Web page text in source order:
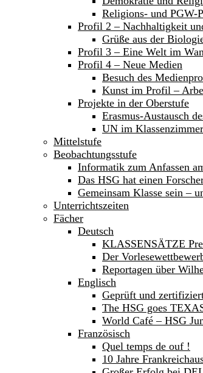
Religions- und PGW-
Profil 2 – Nachhaltigkeit
Grüße aus der
Profil 3 – Eine Welt im
Profil 4 – Neue Medien
Besuch des
Kunst im Profil –
Projekte in der Oberstufe
Erasmus-Austausch
UN im Klassenzimmer
Mittelstufe
Beobachtungsstufe
Informatik zum Anfassen
Das HSG hat einen
Gemeinsam Klasse sein –
Unterrichtszeiten
Fächer
Deutsch
KLASSENSÄTZE
Der
Reportagen über
Englisch
Geprüft und
The HSG goes
World Café – HSG
Französisch
Quel temps de ouf !
10 Jahre